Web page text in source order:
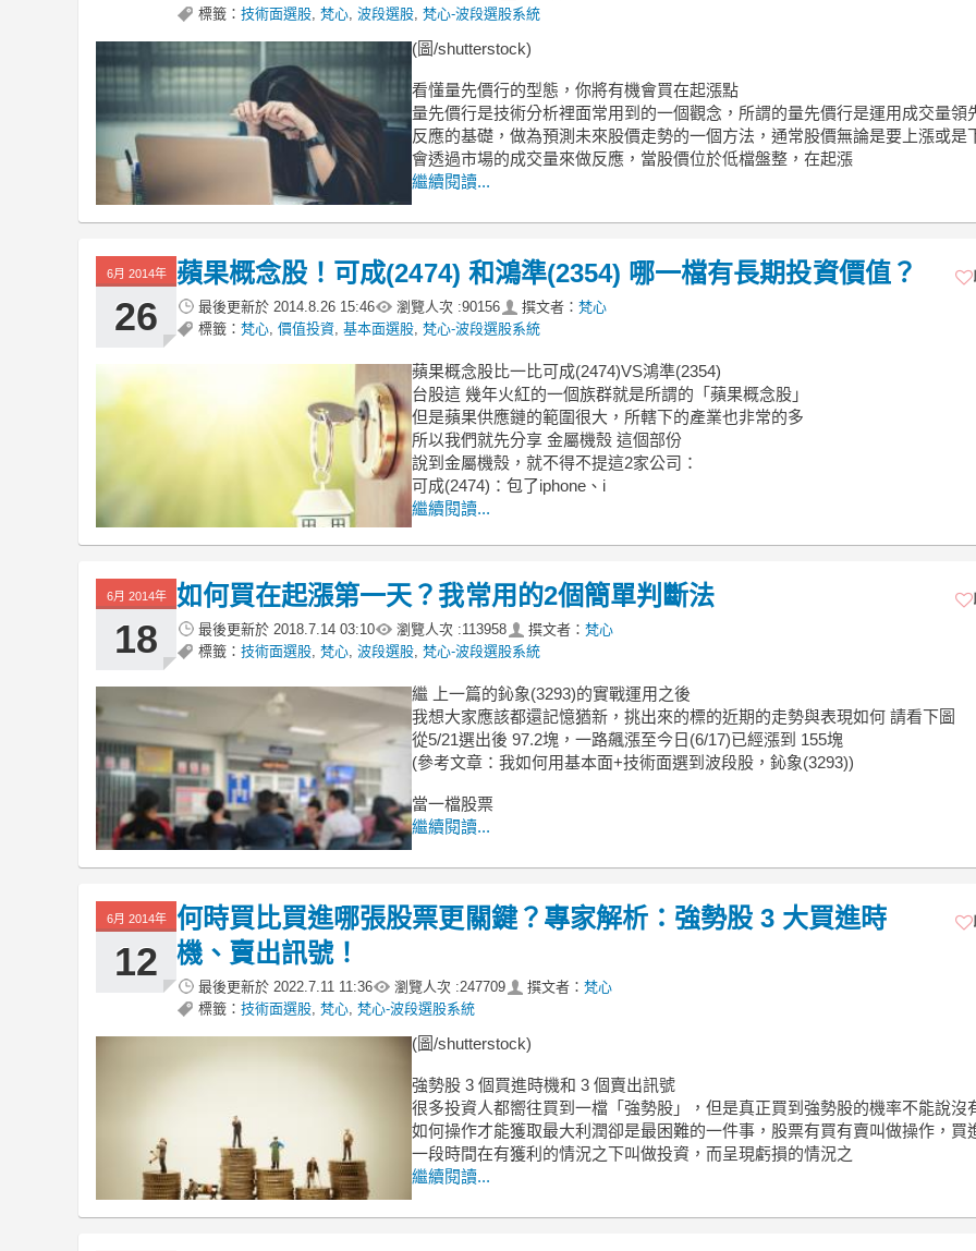
標籤： 技術面選股 梵心 波段選股 梵心-波段選股系統
(圖/shutterstock)
看懂量先價行的型態，你將有機會買在起漲點
量先價行是技術分析裡面常用到的一個觀念，所謂的量先價行是運用成交量領
反應的基礎，做為預測未來股價走勢的一個方法，通常股價無論是要上漲或是
會透過市場的成交量來做反應，當股價位於低檔盤整，在起漲
繼續閱讀...
6月 2014年
26
蘋果概念股！可成(2474) 和鴻準(2354) 哪一檔有長期投資價值？
最後更新於 2014.8.26 15:46 瀏覽人次 :90156 撰文者： 梵心
標籤： 梵心 價值投資 基本面選股 梵心-波段選股系統
蘋果概念股比一比可成(2474)VS鴻準(2354)
台股這 幾年火紅的一個族群就是所謂的「蘋果概念股」
但是蘋果供應鏈的範圍很大，所轄下的產業也非常的多
所以我們就先分享 金屬機殼 這個部份
說到金屬機殼，就不得不提這2家公司：
可成(2474)：包了iphone、i
繼續閱讀...
6月 2014年
18
如何買在起漲第一天？我常用的2個簡單判斷法
最後更新於 2018.7.14 03:10 瀏覽人次 :113958 撰文者： 梵心
標籤： 技術面選股 梵心 波段選股 梵心-波段選股系統
繼 上一篇的鈊象(3293)的實戰運用之後
我想大家應該都還記憶猶新，挑出來的標的近期的走勢與表現如何 請看下圖
從5/21選出後 97.2塊，一路飆漲至今日(6/17)已經漲到 155塊
(參考文章：我如何用基本面+技術面選到波段股，鈊象(3293))
當一檔股票
繼續閱讀...
6月 2014年
12
何時買比買進哪張股票更關鍵？專家解析：強勢股 3 大買進時
機、賣出訊號！
最後更新於 2022.7.11 11:36 瀏覽人次 :247709 撰文者： 梵心
標籤： 技術面選股 梵心 梵心-波段選股系統
(圖/shutterstock)
強勢股 3 個買進時機和 3 個賣出訊號
很多投資人都嚮往買到一檔「強勢股」，但是真正買到強勢股的機率不能說沒
如何操作才能獲取最大利潤卻是最困難的一件事，股票有買有賣叫做操作，買
一段時間在有獲利的情況之下叫做投資，而呈現虧損的情況之
繼續閱讀...